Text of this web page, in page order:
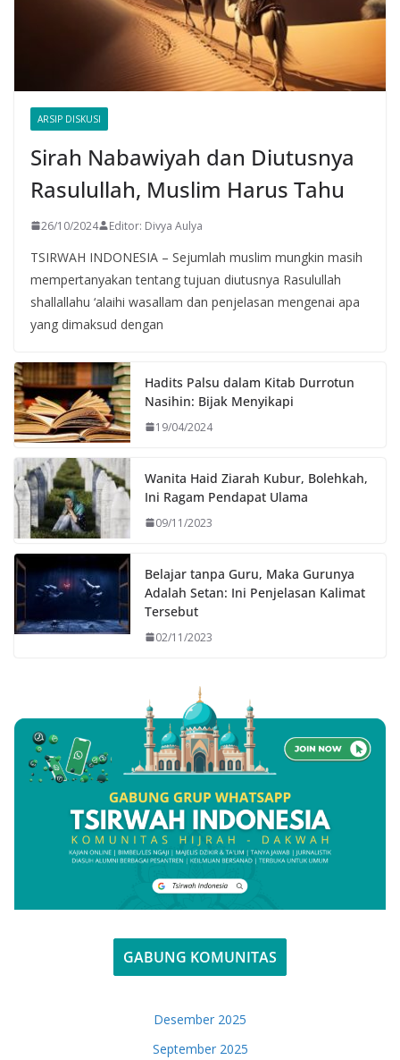
ARSIP DISKUSI
Sirah Nabawiyah dan Diutusnya
Rasulullah, Muslim Harus Tahu
26/10/2024 Editor: Divya Aulya
TSIRWAH INDONESIA – Sejumlah muslim mungkin masih
mempertanyakan tentang tujuan diutusnya Rasulullah
shallallahu ‘alaihi wasallam dan penjelasan mengenai apa
yang dimaksud dengan
Hadits Palsu dalam Kitab Durrotun
Nasihin: Bijak Menyikapi
19/04/2024
Wanita Haid Ziarah Kubur, Bolehkah,
Ini Ragam Pendapat Ulama
09/11/2023
Belajar tanpa Guru, Maka Gurunya
Adalah Setan: Ini Penjelasan Kalimat
Tersebut
02/11/2023
GABUNG KOMUNITAS
Desember 2025
September 2025